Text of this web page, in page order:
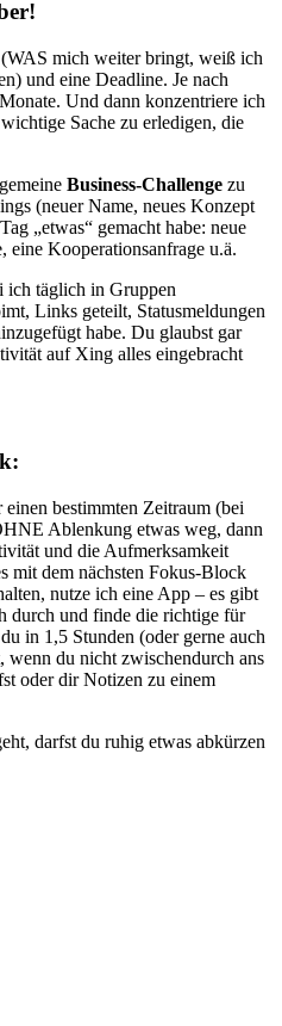
mich weiter bringt, weiß ich
und eine Deadline. Je nach
Und dann konzentriere ich
Sache zu erledigen, die
Business-Challenge zu
(neuer Name, neues Konzept
„etwas“ gemacht habe: neue
eine Kooperationsanfrage u.ä.
ich täglich in Gruppen
Links geteilt, Statusmeldungen
habe. Du glaubst gar
auf Xing alles eingebracht
bestimmten Zeitraum (bei
Ablenkung etwas weg, dann
und die Aufmerksamkeit
mit dem nächsten Fokus-Block
nutze ich eine App – es gibt
durch und finde die richtige für
in 1,5 Stunden (oder gerne auch
du nicht zwischendurch ans
oder dir Notizen zu einem
darfst du ruhig etwas abkürzen